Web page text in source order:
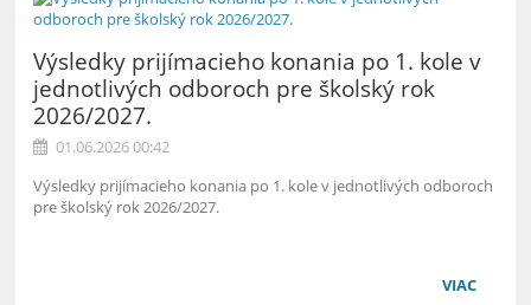
Výsledky prijímacieho konania po 1. kole v
jednotlivých odboroch pre školský rok
2026/2027.
01.06.2026 00:42
Výsledky prijímacieho konania po 1. kole v jednotlivých odboroch
pre školský rok 2026/2027.
VIAC